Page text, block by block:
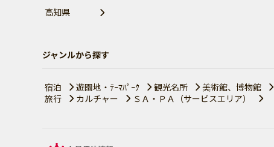
高知県
ジャンルから探す
宿泊 遊園地・ﾃｰﾏﾊﾟｰｸ 観光名所 美術館、博物館
旅行
カルチャー ＳＡ・ＰＡ（サービスエリア）